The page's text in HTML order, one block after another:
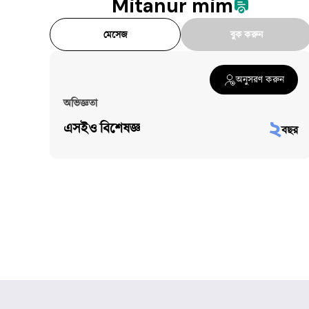
Mitanur mim
মেসেজ বুক করুন
অনুসরণ করুন
অভিজ্ঞতা
এসইও বিশেষজ্ঞ ২বছর